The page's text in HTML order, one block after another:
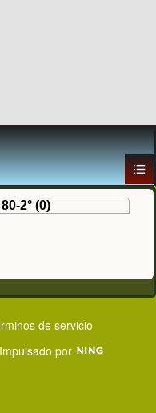
2° (0)
de servicio
Impulsado por